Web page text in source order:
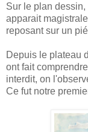
Sur le plan
apparait
reposant sur un
Depuis le plateau
ont fait
interdit, on
Ce fut notre